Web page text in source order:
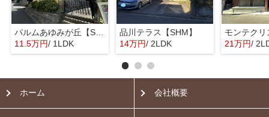
パルムあゆみが丘【SHM】
11.5万円/ 1LDK
品川テラス【SHM】
14万円/ 2LDK 21万円/
ホーム 会社概要